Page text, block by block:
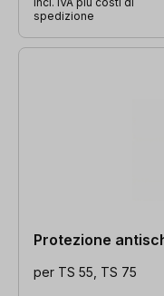
spedizione
Protezione
per TS 55, TS 75